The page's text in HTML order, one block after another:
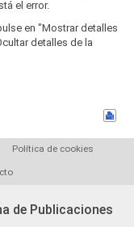
el error.
en "Mostrar detalles
detalles de la
Política de cookies
de Publicaciones